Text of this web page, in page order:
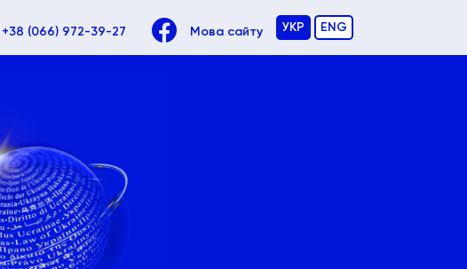
+38 (066) 972-39-27 Мова сайту УКР ENG